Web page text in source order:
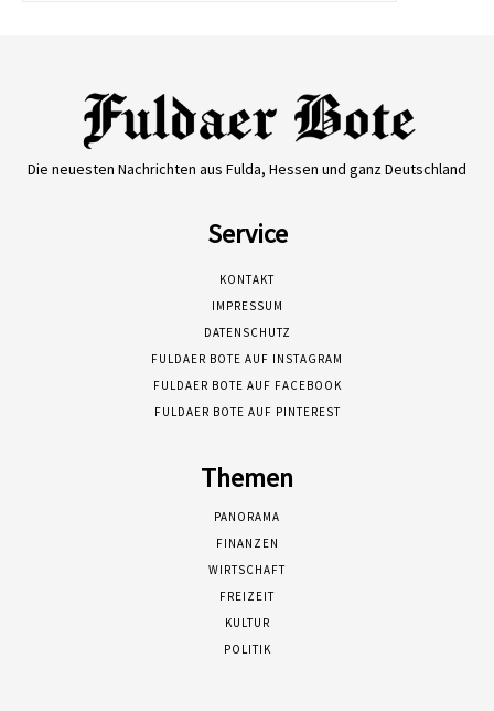
Die neuesten Nachrichten aus Fulda, Hessen und ganz Deutschland
Service
KONTAKT
IMPRESSUM
DATENSCHUTZ
FULDAER BOTE AUF INSTAGRAM
FULDAER BOTE AUF FACEBOOK
FULDAER BOTE AUF PINTEREST
Themen
PANORAMA
FINANZEN
WIRTSCHAFT
FREIZEIT
KULTUR
POLITIK